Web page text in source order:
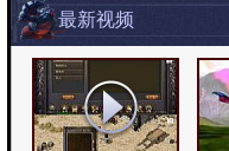
最新视频